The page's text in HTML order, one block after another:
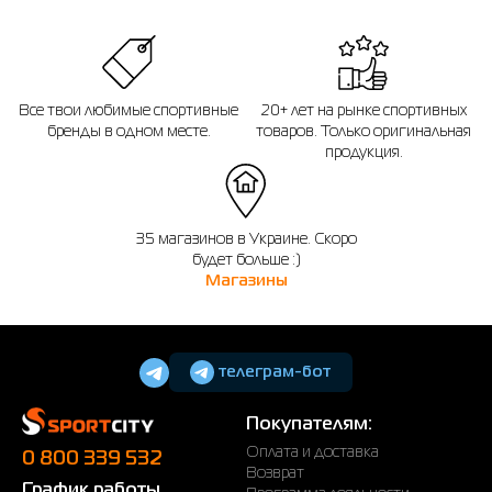
Все твои любимые спортивные
бренды в одном месте.
20+ лет на рынке спортивных
товаров. Только оригинальная
продукция.
35 магазинов в Украине. Скоро
будет больше :)
Магазины
телеграм-бот
0 800 339 532
Покупателям:
Оплата и доставка
Возврат